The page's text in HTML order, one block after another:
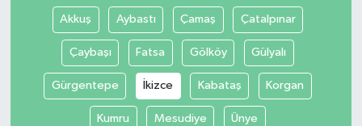
Akkuş Aybastı Çamaş Çatalpınar
Çaybaşı Fatsa Gölköy Gülyalı
Gürgentepe İkizce Kabataş Korgan
Kumru Mesudiye Ünye